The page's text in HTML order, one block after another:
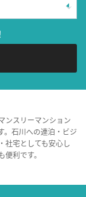
ンスリーマンション
。石川への連泊・ビジ
社宅としても安心し
利です。